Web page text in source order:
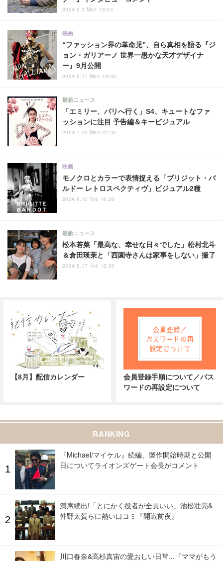
2024.9.2 Mon 16:00
“ファッション界の革命児”、自ら真相を語る『ジ
ョン・ガリアーノ 世界一愚かな天才デザイナ
ー』9月公開
映画
2024.6.17 Mon 19:00
「エミリー、パリへ行く」S4、キュートなファ
ッションに注目 予告編＆キービジュアル
最新ニュース
2024.7.22 Mon 22:00
モノクロとカラーで表情捉える「ブリジット・バ
ルドー レトロスペクティヴ」ビジュアル2種
映画
2024.9.10 Tue 16:30
松本若菜「最高な、幸せな日々でした」松村北斗
＆倉田瑛茉と「西園寺さんは家事をしない」撮了
最新ニュース
2024.9.17 Tue 12:00
【8月】配信カレンダー
会員登録手順について／パス
ワードの再設定について
RANKING
『Michael/マイケル』続編、製作開始時期と公開
日についてライオンズゲート会長がコメント
満席続出!「とにかく役者が全員いい」池松壮亮&
仲野太賀らに熱い口コミ『開戦前夜』
川口春奈&高杉真宙の愛おしい日常...『ママがもう